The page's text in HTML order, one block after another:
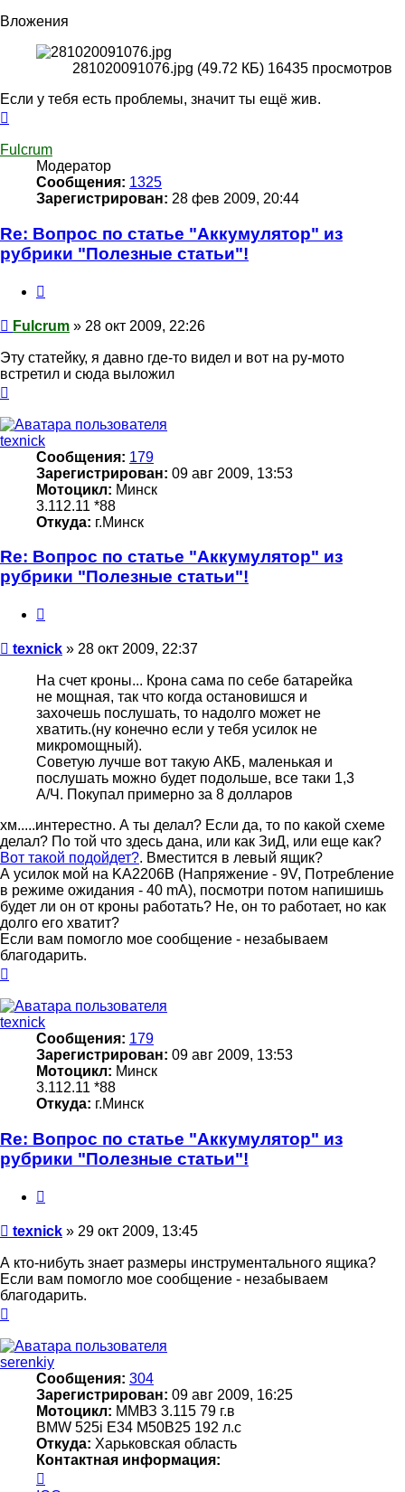
Вложения
281020091076.jpg (49.72 КБ) 16435 просмотров
Если у тебя есть проблемы, значит ты ещё жив.
началу
Fulcrum
Модератор
Сообщения: 1325
Зарегистрирован: 28 фев 2009, 20:44
Re: Вопрос по статье "Аккумулятор" из
рубрики "Полезные статьи"!
Сообщение
Fulcrum » 28 окт 2009, 22:26
Эту статейку, я давно где-то видел и вот на ру-мото
встретил и сюда выложил
началу
texnick
Сообщения: 179
Зарегистрирован: 09 авг 2009, 13:53
Мотоцикл: Минск
3.112.11 *88
Откуда: г.Минск
Re: Вопрос по статье "Аккумулятор" из
рубрики "Полезные статьи"!
Сообщение
texnick » 28 окт 2009, 22:37
На счет кроны... Крона сама по себе батарейка
не мощная, так что когда остановишся и
захочешь послушать, то надолго может не
хватить.(ну конечно если у тебя усилок не
микромощный).
Советую лучше вот такую АКБ, маленькая и
послушать можно будет подольше, все таки 1,3
А/Ч. Покупал примерно за 8 долларов
хм.....интерестно. А ты делал? Если да, то по какой схеме
делал? По той что здесь дана, или как ЗиД, или еще как?
Вот такой подойдет?. Вместится в левый ящик?
А усилок мой на KA2206B (Напряжение - 9V, Потребление
в режиме ожидания - 40 mA), посмотри потом напишишь
будет ли он от кроны работать? Не, он то работает, но как
долго его хватит?
Если вам помогло мое сообщение - незабываем
благодарить.
началу
texnick
Сообщения: 179
Зарегистрирован: 09 авг 2009, 13:53
Мотоцикл: Минск
3.112.11 *88
Откуда: г.Минск
Re: Вопрос по статье "Аккумулятор" из
рубрики "Полезные статьи"!
Сообщение
texnick » 29 окт 2009, 13:45
А кто-нибуть знает размеры инструментального ящика?
Если вам помогло мое сообщение - незабываем
благодарить.
началу
serenkiy
Сообщения: 304
Зарегистрирован: 09 авг 2009, 16:25
Мотоцикл: ММВЗ 3.115 79 г.в
BMW 525i Е34 M50B25 192 л.с
Откуда: Харьковская область
Контактная информация: